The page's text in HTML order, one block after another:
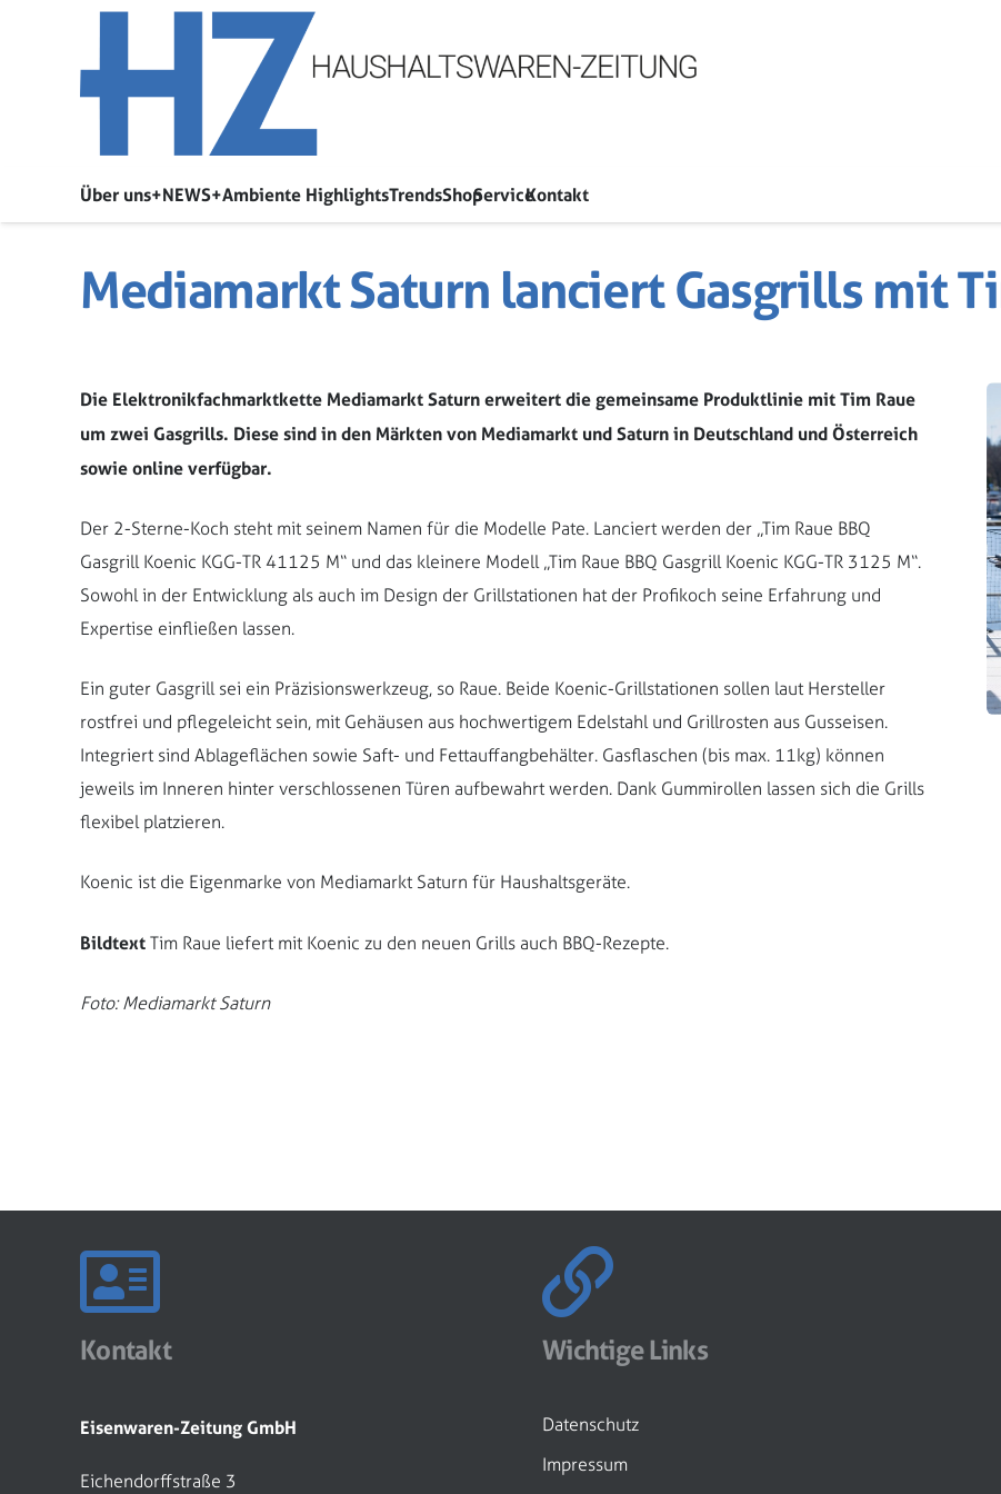
Über uns+NEWS+Ambiente HighlightsTrendsShopServiceKontakt
Mediamarkt Saturn lanciert Gasgrills mit
Die Elektronikfachmarktkette Mediamarkt Saturn erweitert die gemeinsame Produktlinie mit Tim Raue
um zwei Gasgrills. Diese sind in den Märkten von Mediamarkt und Saturn in Deutschland und Österreich
sowie online verfügbar.
Der 2-Sterne-Koch steht mit seinem Namen für die Modelle Pate. Lanciert werden der „Tim Raue BBQ
Gasgrill Koenic KGG-TR 41125 M“ und das kleinere Modell „Tim Raue BBQ Gasgrill Koenic KGG-TR 3125 M“.
Sowohl in der Entwicklung als auch im Design der Grillstationen hat der Profikoch seine Erfahrung und
Expertise einfließen lassen.
Ein guter Gasgrill sei ein Präzisionswerkzeug, so Raue. Beide Koenic-Grillstationen sollen laut Hersteller
rostfrei und pflegeleicht sein, mit Gehäusen aus hochwertigem Edelstahl und Grillrosten aus Gusseisen.
Integriert sind Ablageflächen sowie Saft- und Fettauffangbehälter. Gasflaschen (bis max. 11kg) können
jeweils im Inneren hinter verschlossenen Türen aufbewahrt werden. Dank Gummirollen lassen sich die Grills
flexibel platzieren.
Koenic ist die Eigenmarke von Mediamarkt Saturn für Haushaltsgeräte.
Bildtext Tim Raue liefert mit Koenic zu den neuen Grills auch BBQ-Rezepte.
Foto: Mediamarkt Saturn
Kontakt
Eisenwaren-Zeitung GmbH
Eichendorffstraße 3
Wichtige Links
Datenschutz
Impressum